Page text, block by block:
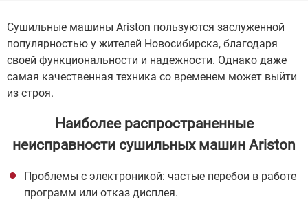
Сушильные машины Ariston пользуются заслуженной
популярностью у жителей Новосибирска, благодаря
своей функциональности и надежности. Однако даже
самая качественная техника со временем может выйти
из строя.
Наиболее распространенные
неисправности сушильных машин Ariston
Проблемы с электроникой: частые перебои в работе
программ или отказ дисплея.